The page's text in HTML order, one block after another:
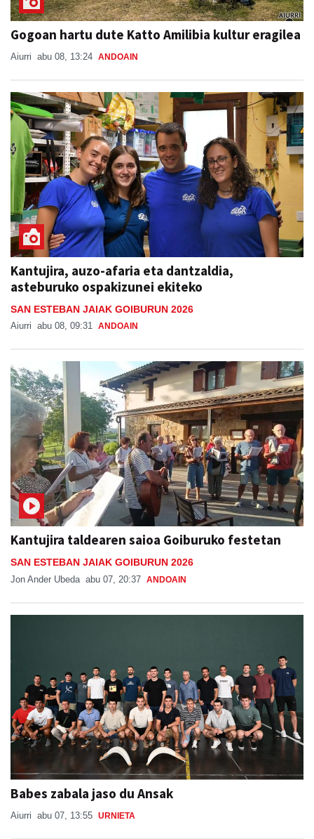
Gogoan hartu dute Katto Amilibia kultur eragilea
Aiurri abu 08, 13:24 ANDOAIN
Kantujira, auzo-afaria eta dantzaldia,
asteburuko ospakizunei ekiteko
SAN ESTEBAN JAIAK GOIBURUN 2026
Aiurri abu 08, 09:31 ANDOAIN
Kantujira taldearen saioa Goiburuko festetan
SAN ESTEBAN JAIAK GOIBURUN 2026
Jon Ander Ubeda abu 07, 20:37 ANDOAIN
Babes zabala jaso du Ansak
Aiurri abu 07, 13:55 URNIETA